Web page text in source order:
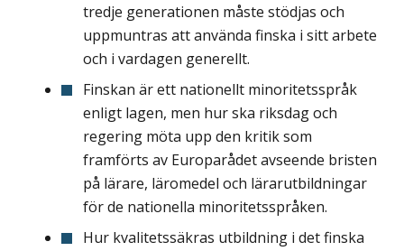
tredje generationen måste stödjas och
uppmuntras att använda finska i sitt arbete
och i vardagen generellt.
Finskan är ett nationellt minoritetsspråk
enligt lagen, men hur ska riksdag och
regering möta upp den kritik som
framförts av Europarådet avseende bristen
på lärare, läromedel och lärarutbildningar
för de nationella minoritetsspråken.
Hur kvalitetssäkras utbildning i det finska